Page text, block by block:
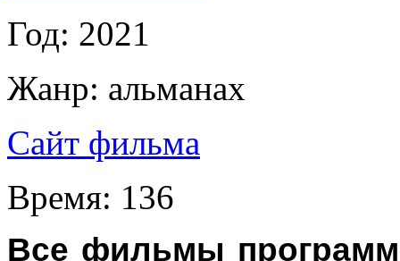
Год: 2021
Жанр: альманах
Сайт фильма
Время: 136
Все фильмы